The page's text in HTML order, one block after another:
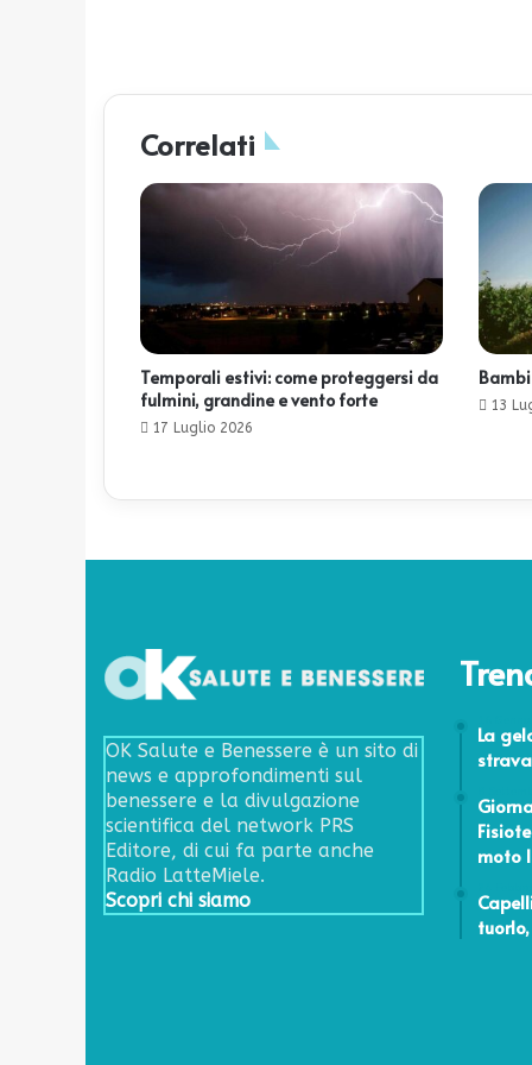
Correlati
Temporali estivi: come proteggersi da
fulmini, grandine e vento forte
17 Luglio 2026
13
OK Salute e Benessere è un sito di
news e approfondimenti sul
benessere e la divulgazione
scientifica del network PRS
Editore, di cui fa parte anche
Radio LatteMiele.
Scopri chi siamo
La
moto